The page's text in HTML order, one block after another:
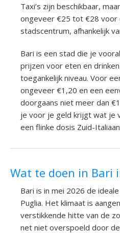
Taxi’s zijn beschikbaar,
ongeveer €25 tot €28 voor
stadscentrum, afhankelijk
Bari is een stad die je
prijzen voor eten en
toegankelijk niveau. Voor
ongeveer €1,20 en een
doorgaans niet meer dan
je voor je geld krijgt wat je
een flinke dosis Zuid-
Wat te doen in Bari
Bari is in mei 2026 de
Puglia. Het klimaat is
verstikkende hitte van de
net niet overspoeld door